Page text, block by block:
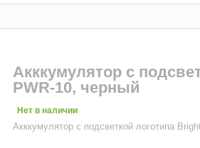
Акккумулятор с
PWR-10, черный
Нет в наличии
Акккумулятор с подсветкой логотипа